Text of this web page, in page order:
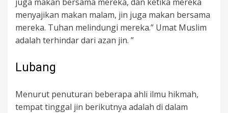
menyajikan makan malam, jin juga makan bersama
mereka. Tuhan melindungi mereka.” Umat Muslim
adalah terhindar dari azan jin. ”
Lubang
Menurut penuturan beberapa ahli ilmu hikmah,
tempat tinggal jin berikutnya adalah di dalam